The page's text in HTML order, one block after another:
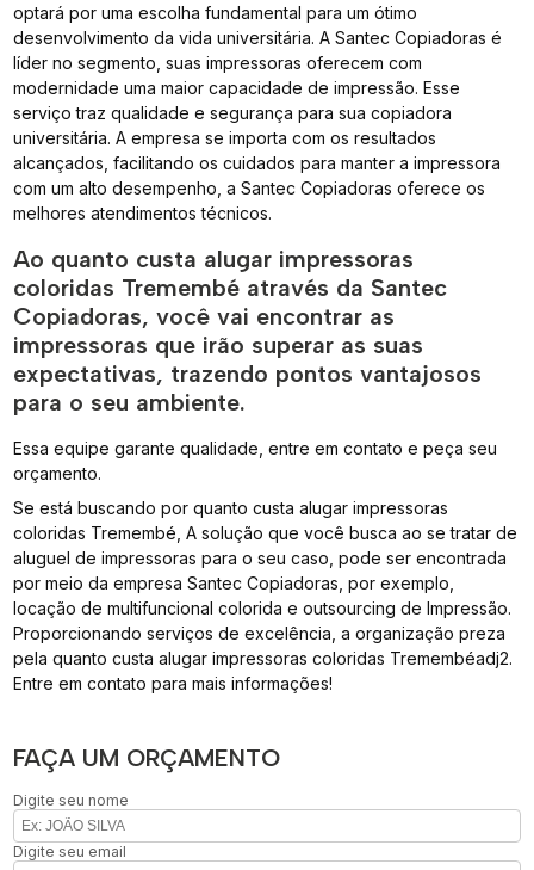
optará por uma escolha fundamental para um ótimo
desenvolvimento da vida universitária. A Santec Copiadoras é
líder no segmento, suas impressoras oferecem com
modernidade uma maior capacidade de impressão. Esse
serviço traz qualidade e segurança para sua copiadora
universitária. A empresa se importa com os resultados
alcançados, facilitando os cuidados para manter a impressora
com um alto desempenho, a Santec Copiadoras oferece os
melhores atendimentos técnicos.
Ao quanto custa alugar impressoras
coloridas Tremembé através da Santec
Copiadoras, você vai encontrar as
impressoras que irão superar as suas
expectativas, trazendo pontos vantajosos
para o seu ambiente.
Essa equipe garante qualidade, entre em contato e peça seu
orçamento.
Se está buscando por quanto custa alugar impressoras
coloridas Tremembé, A solução que você busca ao se tratar de
aluguel de impressoras para o seu caso, pode ser encontrada
por meio da empresa Santec Copiadoras, por exemplo,
locação de multifuncional colorida e outsourcing de Impressão.
Proporcionando serviços de excelência, a organização preza
pela quanto custa alugar impressoras coloridas Tremembéadj2.
Entre em contato para mais informações!
FAÇA UM ORÇAMENTO
Digite seu nome
Digite seu email